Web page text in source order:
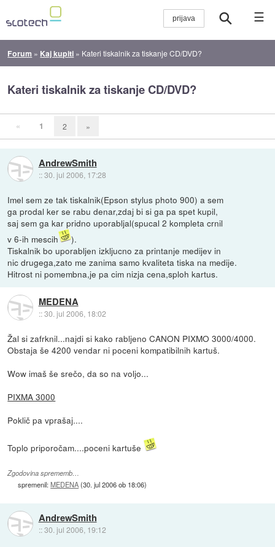
☰
Forum » Kaj kupiti » Kateri tiskalnik za tiskanje CD/DVD?
Kateri tiskalnik za tiskanje CD/DVD?
« 1 2 »
AndrewSmith
::30. jul 2006, 17:28
Imel sem ze tak tiskalnik(Epson stylus photo 900) a sem
ga prodal ker se rabu denar,zdaj bi si ga pa spet kupil,
saj sem ga kar pridno uporabljal(spucal 2 kompleta crnil
v 6-ih mescih
).
Tiskalnik bo uporabljen izkljucno za printanje medijev in
nic drugega,zato me zanima samo kvaliteta tiska na medije.
Hitrost ni pomembna,je pa cim nizja cena,sploh kartus.
MEDENA
::30. jul 2006, 18:02
Žal si zafrknil...najdi si kako rabljeno CANON PIXMO 3000/4000.
Obstaja še 4200 vendar ni poceni kompatibilnih kartuš.
Wow imaš še srečo, da so na voljo...
PIXMA 3000
Poklič pa vprašaj....
Toplo priporočam....poceni kartuše
Zgodovina sprememb…
spremenil:MEDENA(30. jul 2006 ob 18:06)
AndrewSmith
::30. jul 2006, 19:12